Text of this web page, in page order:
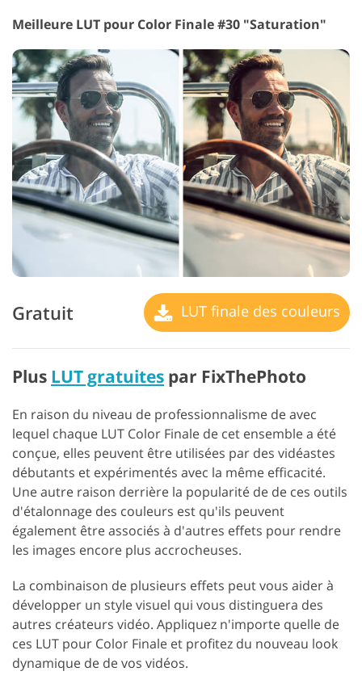
Meilleure LUT pour Color Finale #30 "Saturation"
Gratuit LUT finale des couleurs
Plus LUT gratuites par FixThePhoto
En raison du niveau de professionnalisme de avec
lequel chaque LUT Color Finale de cet ensemble a été
conçue, elles peuvent être utilisées par des vidéastes
débutants et expérimentés avec la même efficacité.
Une autre raison derrière la popularité de de ces outils
d'étalonnage des couleurs est qu'ils peuvent
également être associés à d'autres effets pour rendre
les images encore plus accrocheuses.
La combinaison de plusieurs effets peut vous aider à
développer un style visuel qui vous distinguera des
autres créateurs vidéo. Appliquez n'importe quelle de
ces LUT pour Color Finale et profitez du nouveau look
dynamique de de vos vidéos.